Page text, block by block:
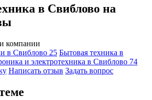
в Свиблово на
компании
в Свиблово 25 Бытовая техника в
и электротехника в Свиблово 74
Написать отзыв Задать вопрос